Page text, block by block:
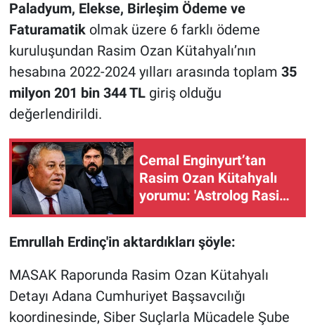
Paladyum, Elekse, Birleşim Ödeme ve
Faturamatikolmak üzere 6 farklı ödeme
kuruluşundan Rasim Ozan Kütahyalı’nın
hesabına 2022-2024 yılları arasında toplam 35
milyon 201 bin 344 TLgiriş olduğu
değerlendirildi.
Cemal Enginyurt’tan
Rasim Ozan Kütahyalı
yorumu: 'Astrolog Rasim
kendini göremedi'
Emrullah Erdinç'in aktardıkları şöyle:
MASAK Raporunda Rasim Ozan Kütahyalı
Detayı Adana Cumhuriyet Başsavcılığı
koordinesinde, Siber Suçlarla Mücadele Şube